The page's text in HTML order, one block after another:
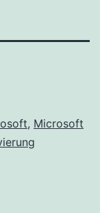
, Microsoft